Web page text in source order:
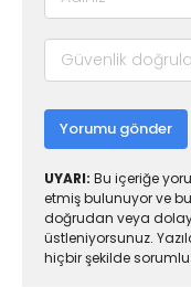
Yorumu gönder
UYARI: Bu içeriğe
etmiş bulunuyor ve
doğrudan veya
üstleniyorsunuz.
hiçbir şekilde